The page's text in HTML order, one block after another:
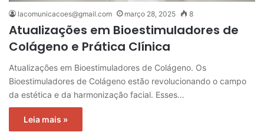
lacomunicacoes@gmail.com março 28, 2025 8
Atualizações em Bioestimuladores de
Colágeno e Prática Clínica
Atualizações em Bioestimuladores de Colágeno. Os
Bioestimuladores de Colágeno estão revolucionando o campo
da estética e da harmonização facial. Esses…
Leia mais »